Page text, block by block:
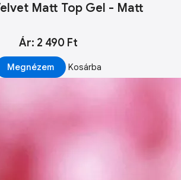
Matt Top Gel - Matt
Ár: 2 490 Ft
Megnézem Kosárba